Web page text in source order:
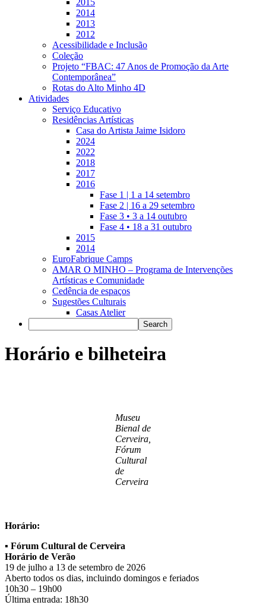
2015
2014
2013
2012
Acessibilidade e Inclusão
Coleção
Projeto “FBAC: 47 Anos de Promoção da Arte
Contemporânea”
Rotas do Alto Minho 4D
Atividades
Serviço Educativo
Residências Artísticas
Casa do Artista Jaime Isidoro
2024
2022
2018
2017
2016
Fase 1 | 1 a 14 setembro
Fase 2 | 16 a 29 setembro
Fase 3 • 3 a 14 outubro
Fase 4 • 18 a 31 outubro
2015
2014
EuroFabrique Camps
AMAR O MINHO – Programa de Intervenções
Artísticas e Comunidade
Cedência de espaços
Sugestões Culturais
Casas Atelier
Horário e bilheteira
Museu
Bienal de
Cerveira,
Fórum
Cultural
de
Cerveira
Horário:
▪️ Fórum Cultural de Cerveira
Horário de Verão
19 de julho a 13 de setembro de 2026
Aberto todos os dias, incluindo domingos e feriados
10h30 – 19h00
Última entrada: 18h30